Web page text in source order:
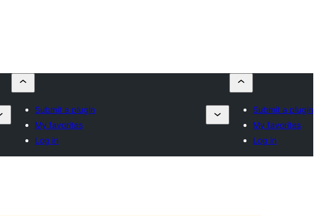
Submit a plugin
My favorites
Log in
Submit a plugin
My favorites
Log in